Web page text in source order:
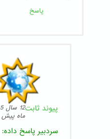
پاسخ
پیوند ثابت
12 سال 5
ماه پیش
سردبیر پاسخ داده: